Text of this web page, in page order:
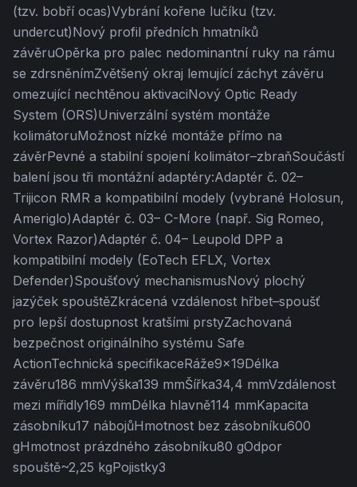
(tzv. bobří ocas)Vybrání kořene lučíku (tzv.
undercut)Nový profil předních hmatníků
závěruOpěrka pro palec nedominantní ruky na rámu
se zdrsněnímZvětšený okraj lemující záchyt závěru
omezující nechtěnou aktivaciNový Optic Ready
System (ORS)Univerzální systém montáže
kolimátoruMožnost nízké montáže přímo na
závěrPevné a stabilní spojení kolimátor–zbraňSoučástí
balení jsou tři montážní adaptéry:Adaptér č. 02–
Trijicon RMR a kompatibilní modely (vybrané Holosun,
Ameriglo)Adaptér č. 03– C-More (např. Sig Romeo,
Vortex Razor)Adaptér č. 04– Leupold DPP a
kompatibilní modely (EoTech EFLX, Vortex
Defender)Spoušťový mechanismusNový plochý
jazýček spouštěZkrácená vzdálenost hřbet–spoušť
pro lepší dostupnost kratšími prstyZachovaná
bezpečnost originálního systému Safe
ActionTechnická specifikaceRáže9×19Délka
závěru186 mmVýška139 mmŠířka34,4 mmVzdálenost
mezi mířidly169 mmDélka hlavně114 mmKapacita
zásobníku17 nábojůHmotnost bez zásobníku600
gHmotnost prázdného zásobníku80 gOdpor
spouště~2,25 kgPojistky3